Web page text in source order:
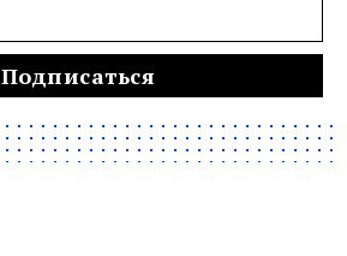
Подписаться